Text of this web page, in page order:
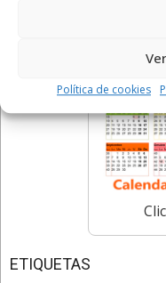
Política de cookies
ETIQUETAS